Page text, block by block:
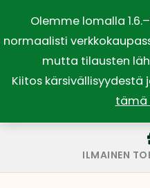
Olemme lomalla
normaalisti
mutta tilausten
Kiitos kärsivällisyydestä
tämä
sisältöön
ILMAINEN